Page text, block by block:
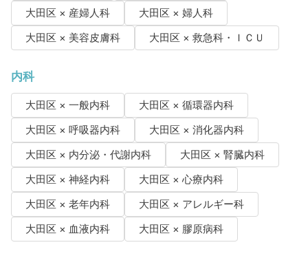
大田区 × 産婦人科
大田区 × 婦人科
大田区 × 美容皮膚科
大田区 × 救急科・ＩＣＵ
内科
大田区 × 一般内科
大田区 × 循環器内科
大田区 × 呼吸器内科
大田区 × 消化器内科
大田区 × 内分泌・代謝内科
大田区 × 腎臓内科
大田区 × 神経内科
大田区 × 心療内科
大田区 × 老年内科
大田区 × アレルギー科
大田区 × 血液内科
大田区 × 膠原病科